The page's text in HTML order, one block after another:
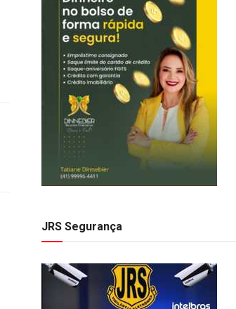
JRS Segurança